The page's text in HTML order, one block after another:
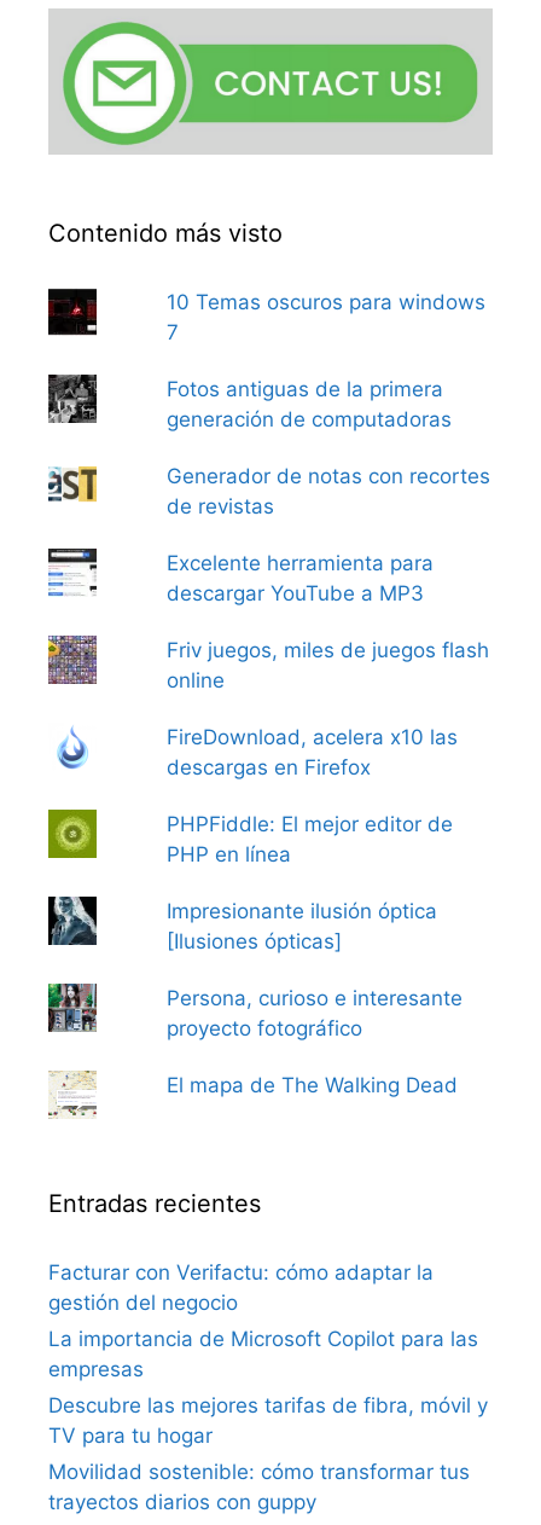
Contenido más visto
10 Temas oscuros para windows
7
Fotos antiguas de la primera
generación de computadoras
Generador de notas con recortes
de revistas
Excelente herramienta para
descargar YouTube a MP3
Friv juegos, miles de juegos flash
online
FireDownload, acelera x10 las
descargas en Firefox
PHPFiddle: El mejor editor de
PHP en línea
Impresionante ilusión óptica
[Ilusiones ópticas]
Persona, curioso e interesante
proyecto fotográfico
El mapa de The Walking Dead
Entradas recientes
Facturar con Verifactu: cómo adaptar la
gestión del negocio
La importancia de Microsoft Copilot para las
empresas
Descubre las mejores tarifas de fibra, móvil y
TV para tu hogar
Movilidad sostenible: cómo transformar tus
trayectos diarios con guppy